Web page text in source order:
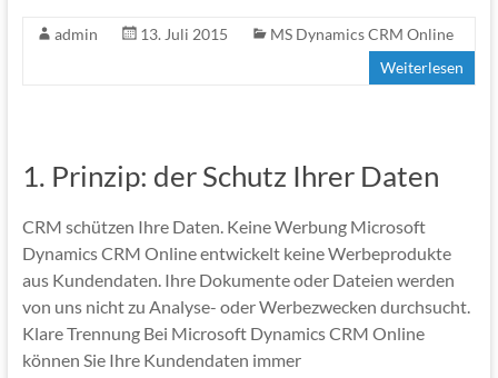
e
k
itt
admin 13. Juli 2015
MS Dynamics CRM Online
Weiterlesen
1. Prinzip: der Schutz Ihrer Daten
CRM schützen Ihre Daten. Keine Werbung Microsoft
Dynamics CRM Online entwickelt keine Werbeprodukte
aus Kundendaten. Ihre Dokumente oder Dateien werden
von uns nicht zu Analyse- oder Werbezwecken durchsucht.
Klare Trennung Bei Microsoft Dynamics CRM Online
können Sie Ihre Kundendaten immer